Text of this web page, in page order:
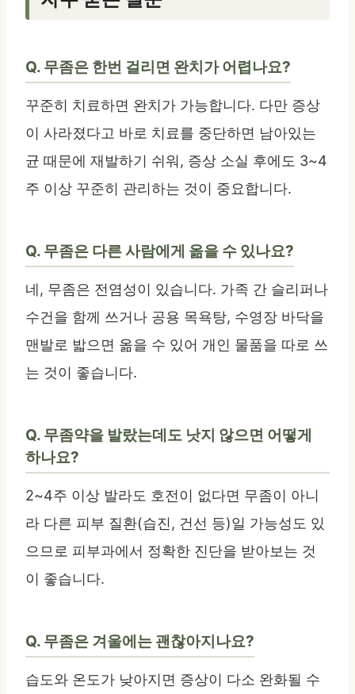
Q. 무좀은 한번 걸리면 완치가 어렵나요?
꾸준히 치료하면 완치가 가능합니다. 다만 증상
이 사라졌다고 바로 치료를 중단하면 남아있는
균 때문에 재발하기 쉬워, 증상 소실 후에도 3~4
주 이상 꾸준히 관리하는 것이 중요합니다.
Q. 무좀은 다른 사람에게 옮을 수 있나요?
네, 무좀은 전염성이 있습니다. 가족 간 슬리퍼나
수건을 함께 쓰거나 공용 목욕탕, 수영장 바닥을
맨발로 밟으면 옮을 수 있어 개인 물품을 따로 쓰
는 것이 좋습니다.
Q. 무좀약을 발랐는데도 낫지 않으면 어떻게
하나요?
2~4주 이상 발라도 호전이 없다면 무좀이 아니
라 다른 피부 질환(습진, 건선 등)일 가능성도 있
으므로 피부과에서 정확한 진단을 받아보는 것
이 좋습니다.
Q. 무좀은 겨울에는 괜찮아지나요?
습도와 온도가 낮아지면 증상이 다소 완화될 수